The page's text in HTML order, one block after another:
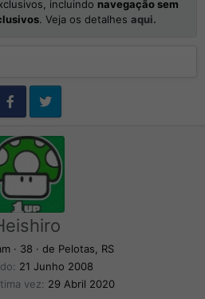
incluindo navegação sem
. Veja os detalhes aqui.
· 38 · de Pelotas, RS
21 Junho 2008
vez
29 Abril 2020